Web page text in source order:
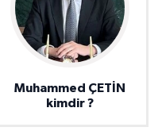
Muhammed ÇETİN
kimdir ?